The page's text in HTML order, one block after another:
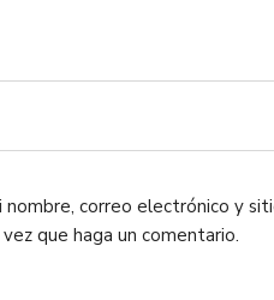
nombre, correo electrónico y
que haga un comentario.